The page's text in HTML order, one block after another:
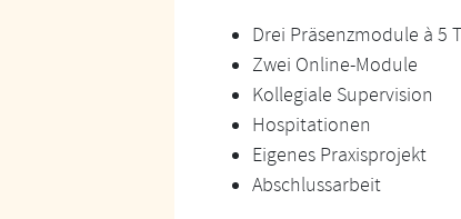
Drei Präsenzmodule à 5
Zwei Online-Module
Kollegiale Supervision
Hospitationen
Eigenes Praxisprojekt
Abschlussarbeit